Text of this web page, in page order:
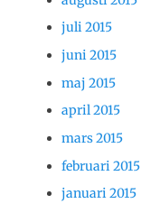
juli 2015
juni 2015
maj 2015
april 2015
mars 2015
februari 2015
januari 2015